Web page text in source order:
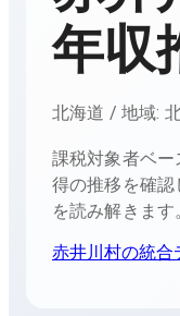
年収
北海道 / 地域:
課税対象者ベ
得の推移を確
を読み解きます
赤井川村の統合